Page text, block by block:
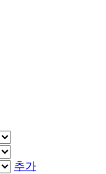
추가